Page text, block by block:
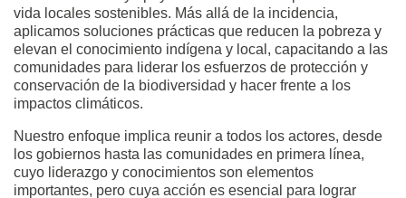
vida locales sostenibles. Más allá de la incidencia,
aplicamos soluciones prácticas que reducen la pobreza y
elevan el conocimiento indígena y local, capacitando a las
comunidades para liderar los esfuerzos de protección y
conservación de la biodiversidad y hacer frente a los
impactos climáticos.
Nuestro enfoque implica reunir a todos los actores, desde
los gobiernos hasta las comunidades en primera línea,
cuyo liderazgo y conocimientos son elementos
importantes, pero cuya acción es esencial para lograr